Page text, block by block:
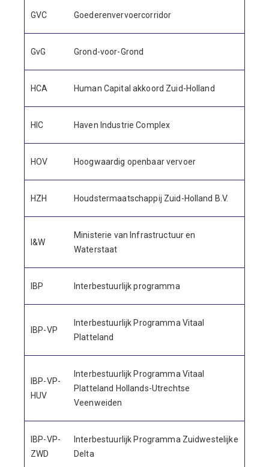
GVC Goederenvervoercorridor
GvG Grond-voor-Grond
HCA Human Capital akkoord Zuid-Holland
HIC Haven Industrie Complex
HOV Hoogwaardig openbaar vervoer
HZH Houdstermaatschappij Zuid-Holland B.V.
I&W
Ministerie van Infrastructuur en
Waterstaat
IBP Interbestuurlijk programma
IBP-VP
Interbestuurlijk Programma Vitaal
Platteland
IBP-VP-
HUV
Interbestuurlijk Programma Vitaal
Platteland Hollands-Utrechtse
Veenweiden
IBP-VP-
ZWD
Interbestuurlijk Programma Zuidwestelijke
Delta